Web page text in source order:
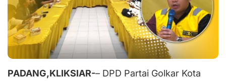
PADANG,KLIKSIAR-– DPD Partai Golkar Kota